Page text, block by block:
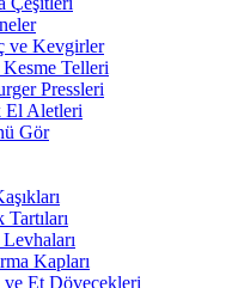
ve Kevgirler
Telleri
Pressleri
El Aletleri
Gör
Kapları
ve Et Dövecekleri